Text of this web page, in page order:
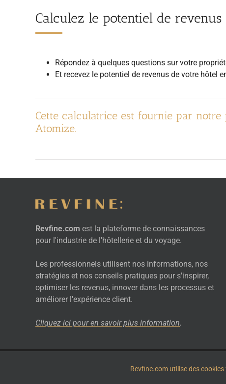
Calculez le potentiel de
Répondez à quelques questions sur votre
Et recevez le potentiel de revenus de votre hôtel
Cette calculatrice est fournie par
Atomize.
Revfine.com est la plateforme de connaissances
pour l'industrie de l'hôtellerie et du voyage.
Les professionnels utilisent nos informations, nos
stratégies et nos conseils pratiques pour s'inspirer,
optimiser les revenus, innover dans les processus et
améliorer l'expérience client.
Cliquez ici pour en savoir plus information.
Conditions générales de la publicité -Politique
Revfine.com utilise des